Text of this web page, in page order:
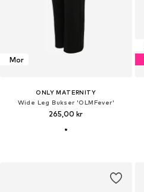
Mor
ONLY MATERNITY
Wide Leg Bukser 'OLMFever'
265,00 kr